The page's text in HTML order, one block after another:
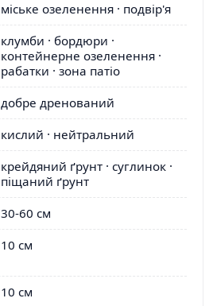
міське озеленення · подвір'я
клумби · бордюри ·
контейнерне озеленення ·
рабатки · зона патіо
добре дренований
кислий · нейтральний
крейдяний ґрунт · суглинок ·
піщаний ґрунт
30-60 см
10 см
10 см